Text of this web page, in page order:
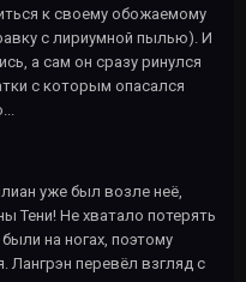
к своему обожаемому
с лириумной пылью). И
а сам он сразу ринулся
с которым опасался
уже был возле неё,
Тени! Не хватало потерять
на ногах, поэтому
Лангрэн перевёл взгляд с